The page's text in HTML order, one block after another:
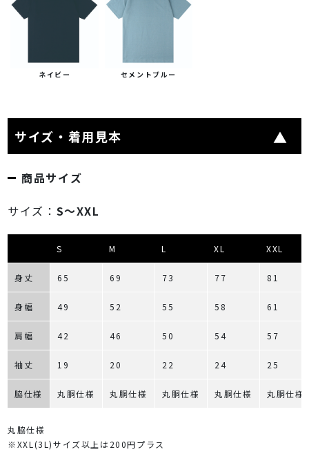
ネイビー セメントブルー
サイズ・着用見本
商品サイズ
サイズ： S～XXL
S M L XL XXL
身丈 65 69 73 77 81
身幅 49 52 55 58 61
肩幅 42 46 50 54 57
袖丈 19 20 22 24 25
脇仕様 丸胴仕様 丸胴仕様 丸胴仕様 丸胴仕様 丸胴仕様
丸脇仕様
※XXL(3L)サイズ以上は200円プラス